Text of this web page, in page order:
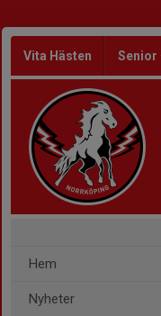
Vita Hästen Senior
Hem
Nyheter